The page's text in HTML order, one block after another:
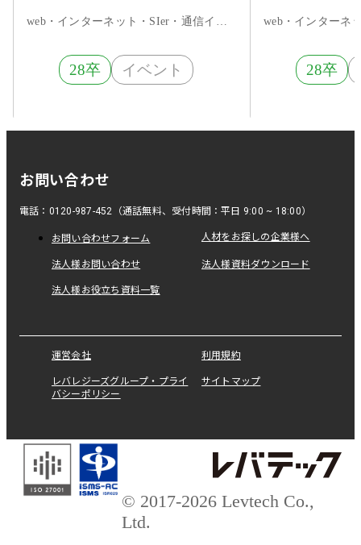
web・インターネット・SIer・通信インフラ
28卒 イベント 28卒
お問い合わせ
電話：0120-987-452（通話無料、受付時間：平日 9:00 ~ 18:00）
お問い合わせフォーム 人材をお探しの企業様へ
法人様お問い合わせ 法人様資料ダウンロード
法人様お役立ち資料一覧
運営会社 利用規約
レバレジーズグループ・プライ
バシーポリシー
サイトマップ
© 2017-2026 Levtech Co.,
Ltd.